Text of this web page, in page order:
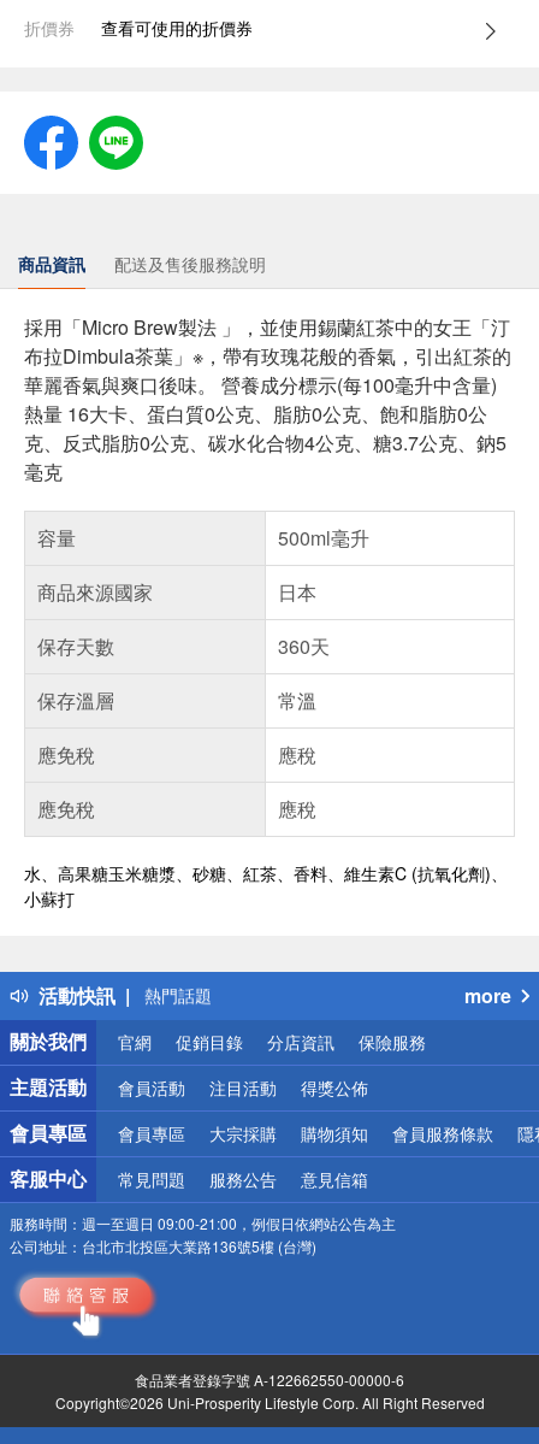
折價券 查看可使用的折價券
商品資訊 配送及售後服務說明
採用「Micro Brew製法 」，並使用錫蘭紅茶中的女王「汀
布拉Dimbula茶葉」※，帶有玫瑰花般的香氣，引出紅茶的
華麗香氣與爽口後味。 營養成分標示(每100毫升中含量)
熱量 16大卡、蛋白質0公克、脂肪0公克、飽和脂肪0公
克、反式脂肪0公克、碳水化合物4公克、糖3.7公克、鈉5
毫克
容量
500ml毫升
商品來源國家
日本
保存天數
360天
保存溫層
常溫
應免稅
應稅
應免稅
應稅
水、高果糖玉米糖漿、砂糖、紅茶、香料、維生素C (抗氧化劑)、
小蘇打
活動快訊
得獎公告
熱門話題
銀行優惠
偏遠地區配送
詐騙網頁！請小心！
more
關於我們
官網 促銷目錄 分店資訊 保險服務
主題活動 會員活動 注目活動 得獎公佈
會員專區 會員專區 大宗採購 購物須知 會員服務條款 隱
客服中心 常見問題 服務公告 意見信箱
服務時間： 週一至週日 09:00-21:00，例假日依網站公告為主
公司地址： 台北市北投區大業路136號5樓 (台灣)
食品業者登錄字號 A-122662550-00000-6
Copyright©2026 Uni-Prosperity Lifestyle Corp. All Right Reserved